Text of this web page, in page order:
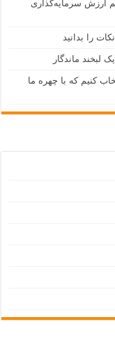
ارزش سرمایه‌گذاری
را بدانید
لبخند ماندگار
کنیم که با چهره ما